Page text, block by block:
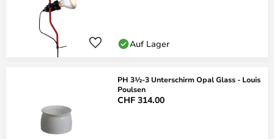
Auf Lager
PH 3½-3 Unterschirm Opal Glass - Louis
Poulsen
CHF 314.00